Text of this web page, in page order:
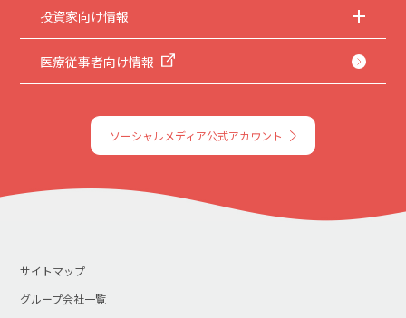
投資家向け情報
医療従事者向け情報
ソーシャルメディア公式アカウント
サイトマップ
グループ会社一覧